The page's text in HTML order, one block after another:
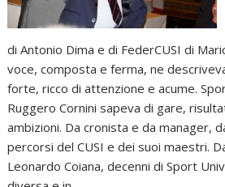
di Antonio Dima e di FederCUSI di
voce, composta e ferma, ne
forte, ricco di attenzione e acume.
Ruggero Cornini sapeva di gare,
ambizioni. Da cronista e da manager,
percorsi del CUSI e dei suoi maestri.
Leonardo Coiana, decenni di Sport